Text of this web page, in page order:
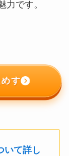
力です。
めす
いて詳し